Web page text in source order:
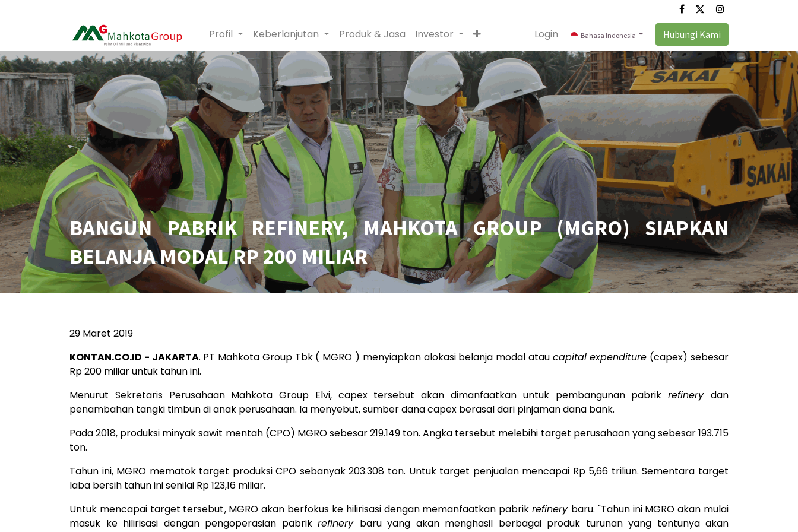
Profil Keberlanjutan Produk & Jasa Investor Login Bahasa Indonesia Hubungi Kami
BANGUN PABRIK REFINERY, MAHKOTA GROUP (MGRO) SIAPKAN
BELANJA MODAL RP 200 MILIAR
29 Maret 2019
KONTAN.CO.ID - JAKARTA. PT Mahkota Group Tbk ( MGRO ) menyiapkan alokasi belanja modal atau capital expenditure (capex) sebesar
Rp 200 miliar untuk tahun ini.
Menurut Sekretaris Perusahaan Mahkota Group Elvi, capex tersebut akan dimanfaatkan untuk pembangunan pabrikrefinerydan
penambahan tangki timbun di anak perusahaan. Ia menyebut, sumber dana capex berasal dari pinjaman dana bank.
Pada 2018, produksi minyak sawit mentah (CPO) MGRO sebesar 219.149 ton. Angka tersebut melebihi target perusahaan yang sebesar 193.715
ton.
Tahun ini, MGRO mematok target produksi CPO sebanyak 203.308 ton. Untuk target penjualan mencapai Rp 5,66 triliun. Sementara target
laba bersih tahun ini senilai Rp 123,16 miliar.
Untuk mencapai target tersebut, MGRO akan berfokus ke hilirisasi dengan memanfaatkan pabrik refinery baru. "Tahun ini MGRO akan mulai
masuk ke hilirisasi dengan pengoperasian pabrik refinery baru yang akan menghasil berbagai produk turunan yang tentunya akan